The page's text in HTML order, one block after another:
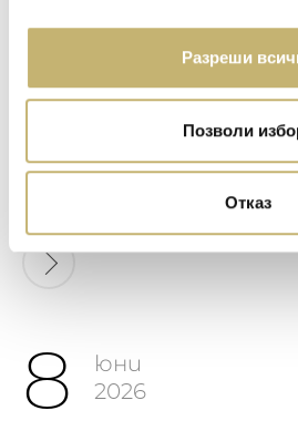
Разреши
Позволи
Отказ
платежна схема - bcard
и Saatchi & Saatchi е сред
победители на ФАРА 2026
8
юни
2026